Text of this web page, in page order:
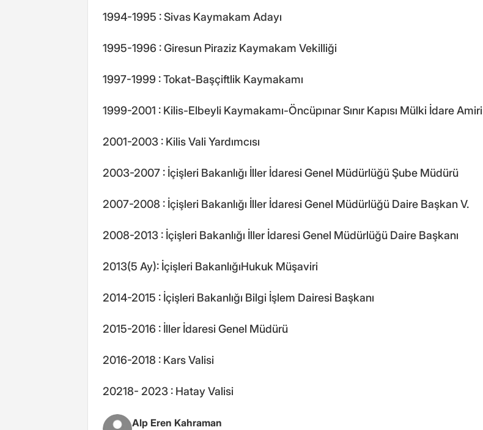
1994-1995 : Sivas Kaymakam Adayı
1995-1996 : Giresun Piraziz Kaymakam Vekilliği
1997-1999 : Tokat-Başçiftlik Kaymakamı
1999-2001 : Kilis-Elbeyli Kaymakamı-Öncüpınar Sınır Kapısı Mülki İdare Amiri
2001-2003 : Kilis Vali Yardımcısı
2003-2007 : İçişleri Bakanlığı İller İdaresi Genel Müdürlüğü Şube Müdürü
2007-2008 : İçişleri Bakanlığı İller İdaresi Genel Müdürlüğü Daire Başkan V.
2008-2013 : İçişleri Bakanlığı İller İdaresi Genel Müdürlüğü Daire Başkanı
2013(5 Ay): İçişleri BakanlığıHukuk Müşaviri
2014-2015 : İçişleri Bakanlığı Bilgi İşlem Dairesi Başkanı
2015-2016 : İller İdaresi Genel Müdürü
2016-2018 : Kars Valisi
20218- 2023 : Hatay Valisi
Alp Eren Kahraman